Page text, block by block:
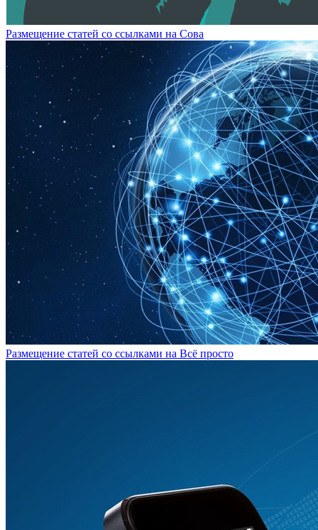
Размещение статей сo ссылками на Сова
Размещение статей сo ссылками на Всё просто